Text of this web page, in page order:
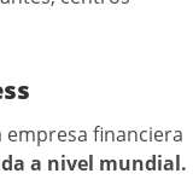
empresa financiera
a nivel mundial.